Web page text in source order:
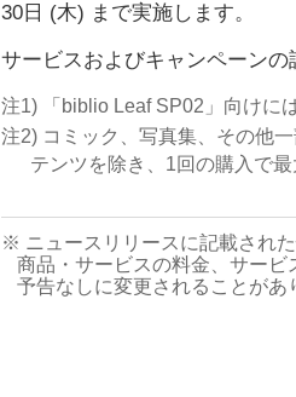
30日 (木) まで実施します。
サービスおよびキャンペーン
注1) 「biblio Leaf SP02」向けに
注2) コミック、写真集、その他
テンツを除き、1回の購入で
※ ニュースリリースに記載され
商品・サービスの料金、サー
予告なしに変更されることが